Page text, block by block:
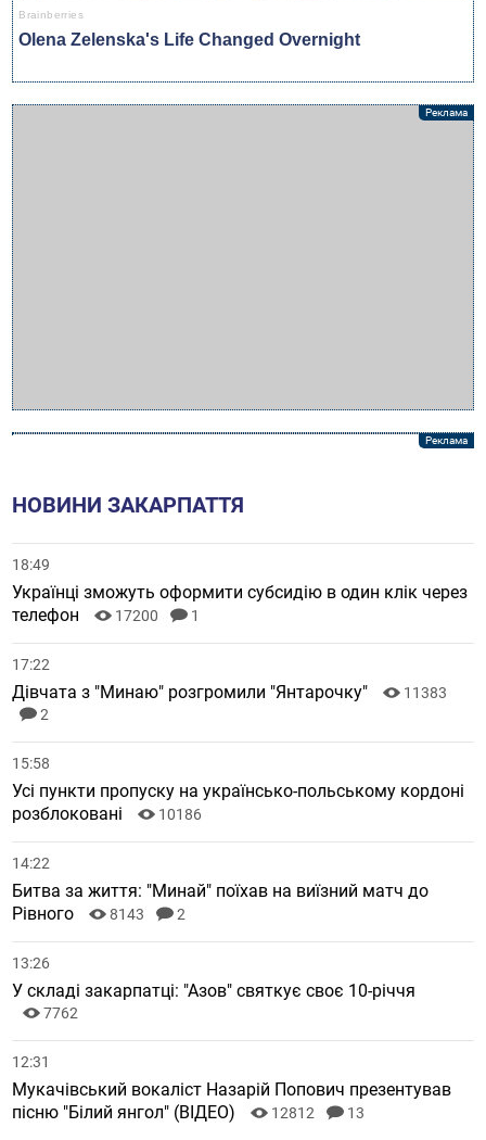
НОВИНИ ЗАКАРПАТТЯ
18:49
Українці зможуть оформити субсидію в один клік через
телефон
17200 1
17:22
Дівчата з "Минаю" розгромили "Янтарочку"
11383
2
15:58
Усі пункти пропуску на українсько-польському кордоні
розблоковані
10186
14:22
Битва за життя: "Минай" поїхав на виїзний матч до
Рівного
8143 2
13:26
У складі закарпатці: "Азов" святкує своє 10-річчя
7762
12:31
Мукачівський вокаліст Назарій Попович презентував
пісню "Білий янгол" (ВІДЕО)
12812 13